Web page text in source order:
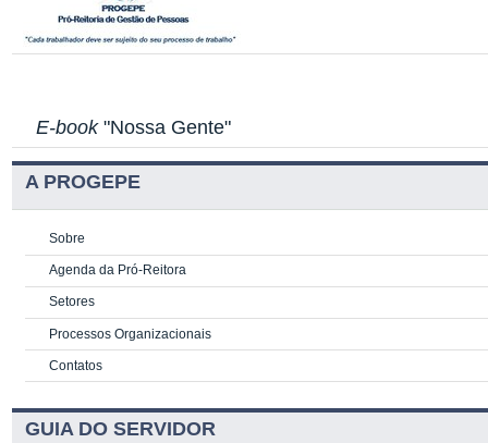
E-book"Nossa Gente"
A PROGEPE
Sobre
Agenda da Pró-Reitora
Setores
Processos Organizacionais
Contatos
GUIA DO SERVIDOR